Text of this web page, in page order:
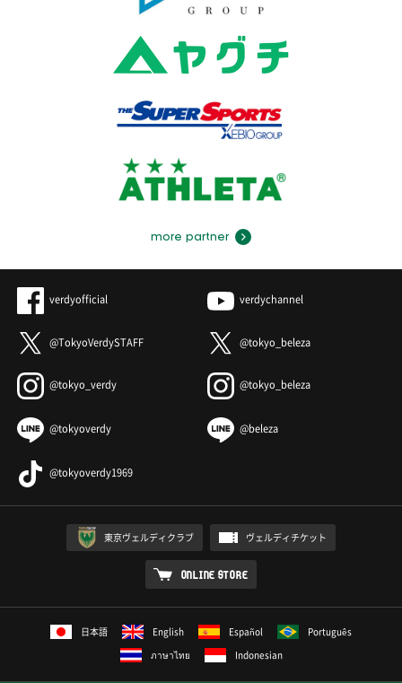
more partner
verdyofficial verdychannel
@TokyoVerdySTAFF @tokyo_beleza
@tokyo_verdy @tokyo_beleza
@tokyoverdy @beleza
@tokyoverdy1969
東京ヴェルディクラブ ヴェルディチケット
ONLINE STORE
日本語 English Español
Português
ภาษาไทย
Indonesian